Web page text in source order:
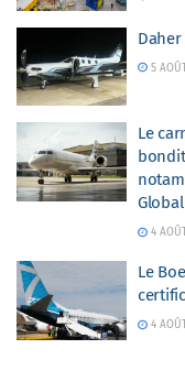
5
Le
Global
4
Le
4